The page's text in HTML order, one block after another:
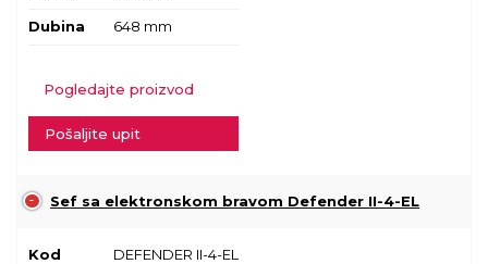
Dubina 648 mm
Pogledajte proizvod
Pošaljite upit
Sef sa elektronskom bravom Defender II-4-EL
Kod DEFENDER II-4-EL